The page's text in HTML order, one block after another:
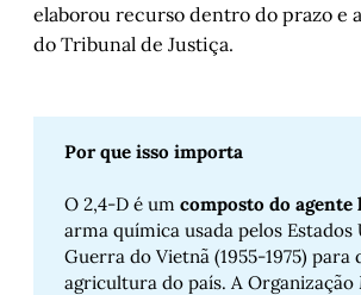
elaborou recurso dentro do prazo e
do Tribunal de Justiça.
Por que isso importa
O 2,4-D é um composto do agente
arma química usada pelos Estados
Guerra do Vietnã (1955-1975) para
agricultura do país. A Organização